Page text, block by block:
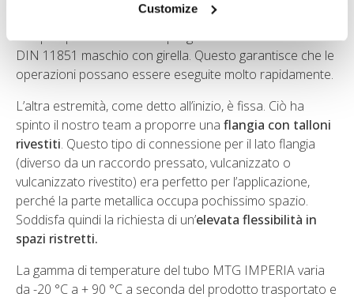
Customize
L’estremità che deve essere scollegata per passare da
una pompa all’altra è stata progettata con un raccordo
DIN 11851 maschio con girella. Questo garantisce che le
operazioni possano essere eseguite molto rapidamente.
L’altra estremità, come detto all’inizio, è fissa. Ciò ha
spinto il nostro team a proporre una flangia con talloni
rivestiti. Questo tipo di connessione per il lato flangia
(diverso da un raccordo pressato, vulcanizzato o
vulcanizzato rivestito) era perfetto per l’applicazione,
perché la parte metallica occupa pochissimo spazio.
Soddisfa quindi la richiesta di un’elevata flessibilità in
spazi ristretti.
La gamma di temperature del tubo MTG IMPERIA varia
da -20 °C a + 90 °C a seconda del prodotto trasportato e